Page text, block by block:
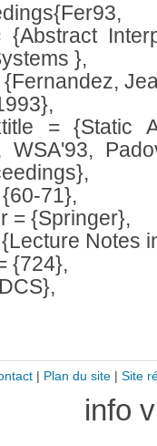
},
= {Static
WSA'93,
71},
= {Springer},
Notes
{724},
| Plan du site| Site
info